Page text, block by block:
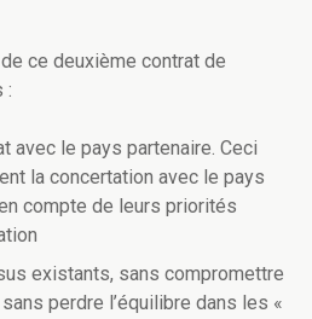
ce deuxième contrat de
:
avec le pays partenaire. Ceci
la concertation avec le pays
compte de leurs priorités
existants, sans compromettre
perdre l’équilibre dans les «